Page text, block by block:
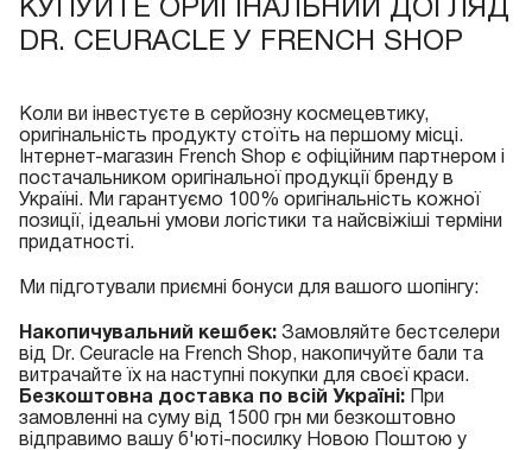
КУПУЙТЕ ОРИГІНАЛЬНИЙ ДОГЛЯД
DR. CEURACLE У FRENCH SHOP
Коли ви інвестуєте в серйозну космецевтику,
оригінальність продукту стоїть на першому місці.
Інтернет-магазин French Shop є офіційним партнером і
постачальником оригінальної продукції бренду в
Україні. Ми гарантуємо 100% оригінальність кожної
позиції, ідеальні умови логістики та найсвіжіші терміни
придатності.
Ми підготували приємні бонуси для вашого шопінгу:
Накопичувальний кешбек: Замовляйте бестселери
від Dr. Ceuracle на French Shop, накопичуйте бали та
витрачайте їх на наступні покупки для своєї краси.
Безкоштовна доставка по всій Україні: При
замовленні на суму від 1500 грн ми безкоштовно
відправимо вашу б'юті-посилку Новою Поштою у